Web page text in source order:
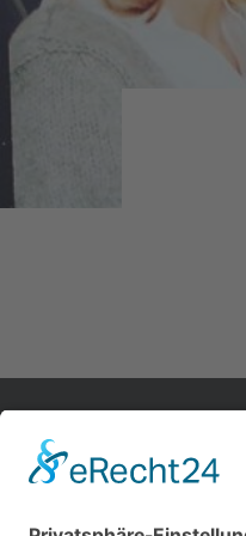
Impressum